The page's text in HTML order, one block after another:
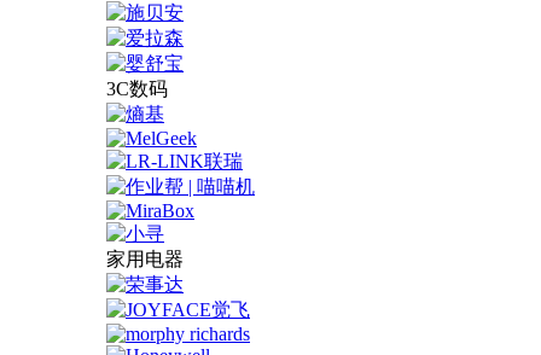
3C数码
家用电器